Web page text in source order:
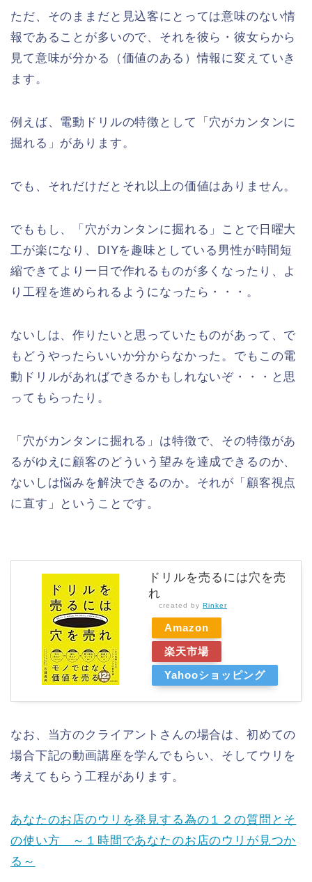
ただ、そのままだと見込客にとっては意味のない情
報であることが多いので、それを彼ら・彼女らから
見て意味が分かる（価値のある）情報に変えていき
ます。
例えば、電動ドリルの特徴として「穴がカンタンに
掘れる」があります。
でも、それだけだとそれ以上の価値はありません。
でももし、「穴がカンタンに掘れる」ことで日曜大
工が楽になり、DIYを趣味としている男性が時間短
縮できてより一日で作れるものが多くなったり、よ
り工程を進められるようになったら・・・。
ないしは、作りたいと思っていたものがあって、で
もどうやったらいいか分からなかった。でもこの電
動ドリルがあればできるかもしれないぞ・・・と思
ってもらったり。
「穴がカンタンに掘れる」は特徴で、その特徴があ
るがゆえに顧客のどういう望みを達成できるのか、
ないしは悩みを解決できるのか。それが「顧客視点
に直す」ということです。
ドリルを売るには穴を売
れ
created by Rinker
Amazon
楽天市場
Yahooショッピング
なお、当方のクライアントさんの場合は、初めての
場合下記の動画講座を学んでもらい、そしてウリを
考えてもらう工程があります。
あなたのお店のウリを発見する為の１２の質問とそ
の使い方 ～１時間であなたのお店のウリが見つか
る～